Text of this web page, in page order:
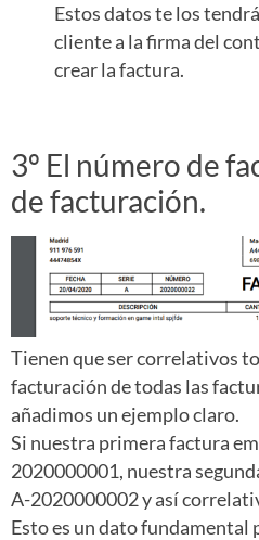
Estos datos te los
cliente a la firma del
crear la factura.
3º El número de
de facturación.
Tienen que ser correlativos
facturación de todas las
añadimos un ejemplo claro.
Si nuestra primera factura
2020000001, nuestra
A-2020000002 y así
Esto es un dato fundamental